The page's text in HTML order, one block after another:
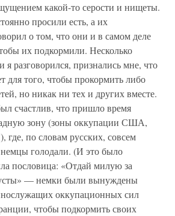
какой-то серости и нищеты.
просили есть, а их
о том, что они и в самом деле
их подкормили. Несколько
я разговорился, признались мне, что
для того, чтобы прокормить либо
но никак ни тех и других вместе.
счастлив, что пришло время
зону (зоны оккупации США,
по словам русских, совсем
голодали. (И это было
пословица: «Отдай милую за
— немки были вынуждены
оккупационных сил
чтобы подкормить своих